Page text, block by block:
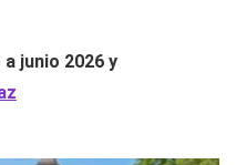
junio 2026 y